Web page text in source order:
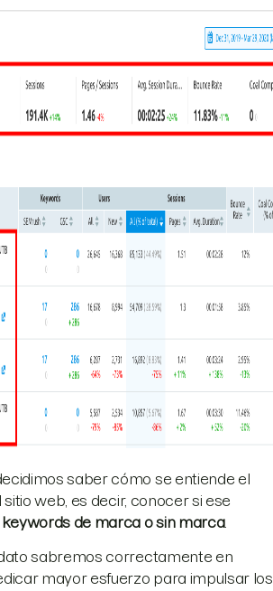
saber cómo se entiende el
web, es decir, conocer si ese
keywords de marca o sin marca.
sabremos correctamente en
mayor esfuerzo para impulsar los